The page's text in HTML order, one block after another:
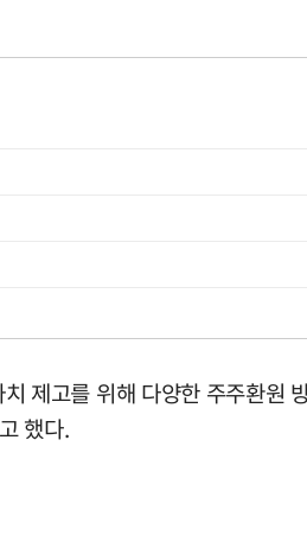
제고를 위해 다양한 주주환
했다.